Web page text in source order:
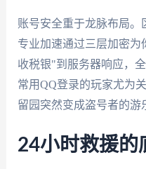
账号安全重于龙脉布局。
专业加速通过三层加密
收税银"到服务器响应，
常用QQ登录的玩家尤为
留园突然变成盗号者的游
24小时救援的